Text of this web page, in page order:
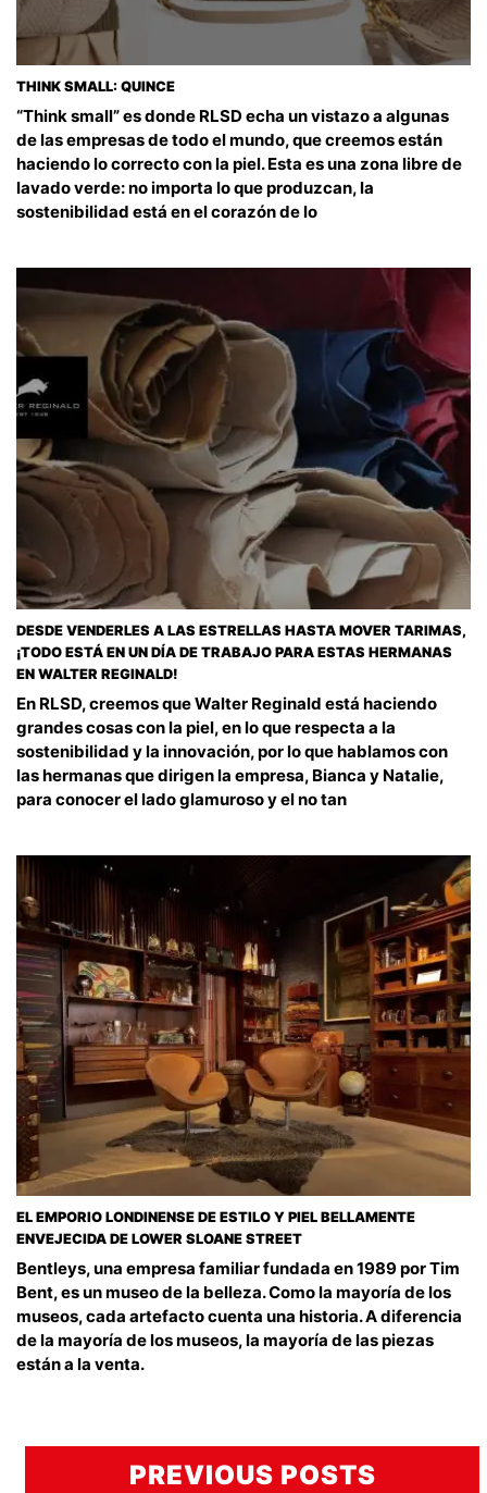
THINK SMALL: QUINCE
“Think small” es donde RLSD echa un vistazo a algunas
de las empresas de todo el mundo, que creemos están
haciendo lo correcto con la piel. Esta es una zona libre de
lavado verde: no importa lo que produzcan, la
sostenibilidad está en el corazón de lo
DESDE VENDERLES A LAS ESTRELLAS HASTA MOVER TARIMAS,
¡TODO ESTÁ EN UN DÍA DE TRABAJO PARA ESTAS HERMANAS
EN WALTER REGINALD!
En RLSD, creemos que Walter Reginald está haciendo
grandes cosas con la piel, en lo que respecta a la
sostenibilidad y la innovación, por lo que hablamos con
las hermanas que dirigen la empresa, Bianca y Natalie,
para conocer el lado glamuroso y el no tan
EL EMPORIO LONDINENSE DE ESTILO Y PIEL BELLAMENTE
ENVEJECIDA DE LOWER SLOANE STREET
Bentleys, una empresa familiar fundada en 1989 por Tim
Bent, es un museo de la belleza. Como la mayoría de los
museos, cada artefacto cuenta una historia. A diferencia
de la mayoría de los museos, la mayoría de las piezas
están a la venta.
PREVIOUS POSTS